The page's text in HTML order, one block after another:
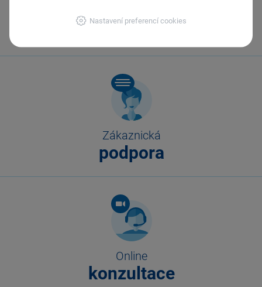
Nastavení preferencí cookies
Zavolejte nám
567 112 611
Zákaznická
podpora
Online
konzultace